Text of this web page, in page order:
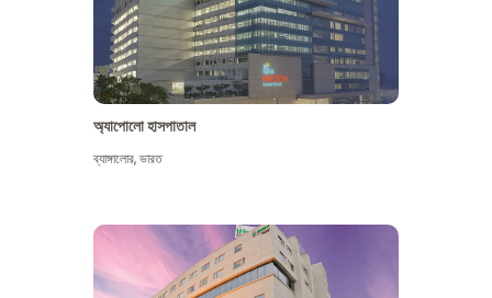
অ্যাপোলো হাসপাতাল
ব্যাঙ্গালোর,ভারত